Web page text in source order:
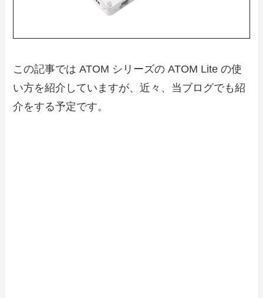
この記事では ATOM シリーズの ATOM Lite の使
い方を紹介していますが、近々、当ブログでも紹
介をする予定です。